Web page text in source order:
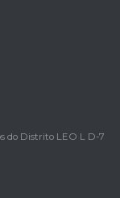
do Distrito LEO L D-7